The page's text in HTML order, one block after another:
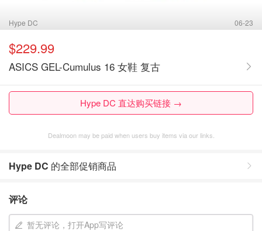
Hype DC 06-23
$229.99
ASICS GEL-Cumulus 16 女鞋 复古
Hype DC 直达购买链接 →
Dealmoon may be paid when users buy items via our links.
Hype DC 的全部促销商品
评论
暂无评论，打开App写评论